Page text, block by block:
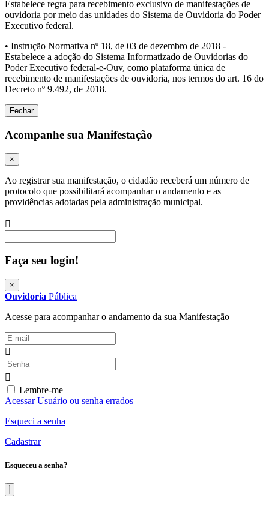
Estabelece regra para recebimento exclusivo de manifestações de
ouvidoria por meio das unidades do Sistema de Ouvidoria do Poder
Executivo federal.
• Instrução Normativa nº 18, de 03 de dezembro de 2018 -
Estabelece a adoção do Sistema Informatizado de Ouvidorias do
Poder Executivo federal-e-Ouv, como plataforma única de
recebimento de manifestações de ouvidoria, nos termos do art. 16 do
Decreto nº 9.492, de 2018.
Fechar
Acompanhe sua Manifestação
×
Ao registrar sua manifestação, o cidadão receberá um número de
protocolo que possibilitará acompanhar o andamento e as
providências adotadas pela administração municipal.
Faça seu login!
×
Ouvidoria Pública
Acesse para acompanhar o andamento da sua Manifestação
Lembre-me
Acessar Usuário ou senha errados
Esqueci a senha
Cadastrar
Esqueceu a senha?